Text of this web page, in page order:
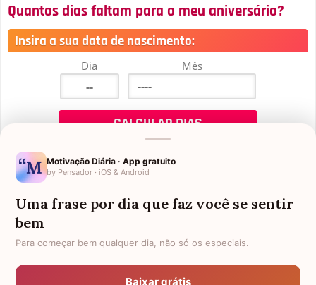
Quantos dias faltam para o meu aniversário?
Insira a sua data de nascimento:
Dia Mês
Mensagens de Aniversário
FALTAM 3 DIAS PARA O MEU
ANIVERSÁRIO
Motivação Diária · App gratuito
by Pensador · iOS & Android
Uma frase por dia que faz você se sentir
bem
Para começar bem qualquer dia, não só os especiais.
Baixar grátis